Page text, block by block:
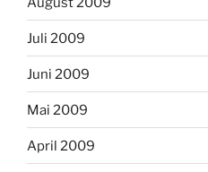
Juli 2009
Juni 2009
Mai 2009
April 2009